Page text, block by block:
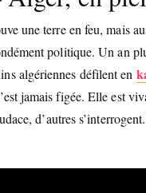
une terre en feu, mais
politique. Un an
algériennes défilent en
jamais figée. Elle est
d’autres